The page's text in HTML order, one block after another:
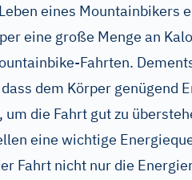
eines Mountainbikers
eine große Menge an
Fahrten.
dem Körper genügend
um die Fahrt gut zu
eine wichtige
Fahrt nicht nur die